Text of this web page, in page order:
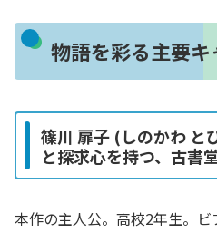
物語を彩る主要
篠川 扉子 (しのかわ と
と探求心を持つ、古書
本作の主人公。高校2年生。